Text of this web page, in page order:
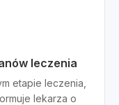
leczenia
etapie leczenia,
lekarza o